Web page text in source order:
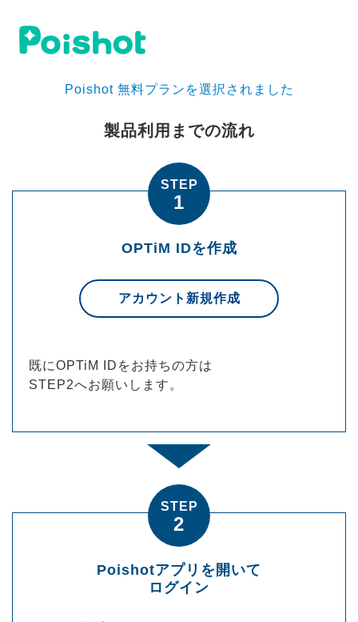
Poishot 無料プランを選択されました
製品利用までの流れ
STEP
1
OPTiM IDを作成
アカウント新規作成
既にOPTiM IDをお持ちの方は
STEP2へお願いします。
STEP
2
Poishotアプリを開いて
ログイン